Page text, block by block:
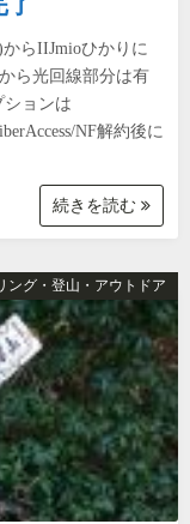
らIIJmioひかりに
ら光回線部分は有
ョンは
NF解約後に
続きを読む
ング・登山・アウトドア